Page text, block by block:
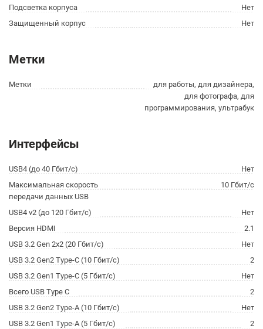
Подсветка корпуса
Нет
Защищенный корпус
Нет
Метки
Метки
для работы, для дизайнера,
для фотографа, для
программирования, ультрабук
Интерфейсы
USB4 (до 40 Гбит/с)
Нет
Максимальная скорость
передачи данных USB
10 Гбит/с
USB4 v2 (до 120 Гбит/с)
Нет
Версия HDMI
2.1
USB 3.2 Gen 2x2 (20 Гбит/с)
Нет
USB 3.2 Gen2 Type-C (10 Гбит/с)
2
USB 3.2 Gen1 Type-C (5 Гбит/с)
Нет
Всего USB Type C
2
USB 3.2 Gen2 Type-A (10 Гбит/с)
Нет
USB 3.2 Gen1 Type-A (5 Гбит/с)
2